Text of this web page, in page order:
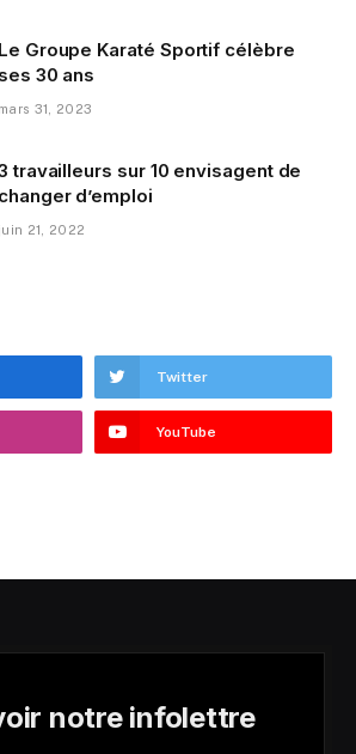
Le Groupe Karaté Sportif célèbre
ses 30 ans
mars 31, 2023
travailleurs sur 10 envisagent de
changer d’emploi
juin 21, 2022
Twitter
YouTube
notre infolettre